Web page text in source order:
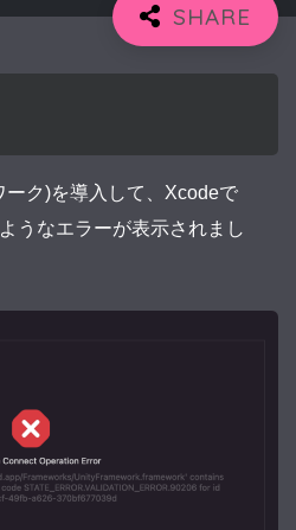
ク)を導入して、Xcodeで
うなエラーが表示されまし